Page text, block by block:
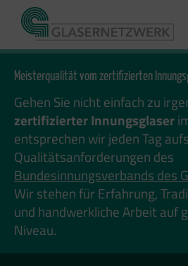
Zum
Inhalt
springen
Meisterqualität vom zertifizierten
Gehen Sie nicht einfach zu
zertifizierter Innungsglaser
entsprechen wir jeden Tag
Qualitätsanforderungen des
Bundesinnungsverbands des
Wir stehen für Erfahrung,
und handwerkliche Arbeit auf
Niveau.